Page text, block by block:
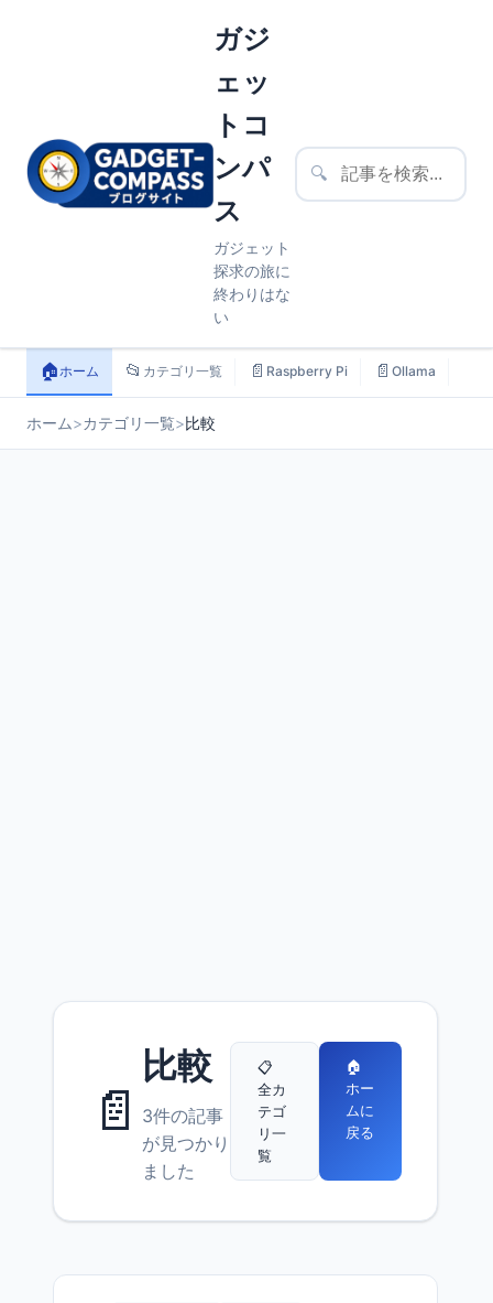
ガジ
ェッ
トコ
ンパ
ス
ガジェット
探求の旅に
終わりはな
い
🔍
🏠ホーム 📂 カテゴリ一覧 📄 Raspberry Pi 📄 Ollama
ホーム>カテゴリ一覧>比較
📄
比較
3件の記事
が見つかり
ました
📋
全カ
テゴ
リ一
覧
🏠
ホー
ムに
戻る